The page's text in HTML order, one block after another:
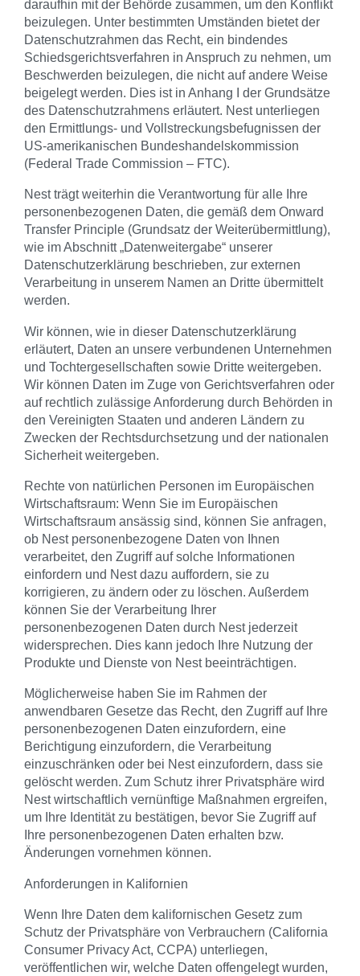
daraufhin mit der Behörde zusammen, um den Konflikt
beizulegen. Unter bestimmten Umständen bietet der
Datenschutzrahmen das Recht, ein bindendes
Schiedsgerichtsverfahren in Anspruch zu nehmen, um
Beschwerden beizulegen, die nicht auf andere Weise
beigelegt werden. Dies ist in Anhang I der Grundsätze
des Datenschutzrahmens erläutert. Nest unterliegen
den Ermittlungs- und Vollstreckungsbefugnissen der
US-amerikanischen Bundeshandelskommission
(Federal Trade Commission – FTC).
Nest trägt weiterhin die Verantwortung für alle Ihre
personenbezogenen Daten, die gemäß dem Onward
Transfer Principle (Grundsatz der Weiterübermittlung),
wie im Abschnitt „Datenweitergabe“ unserer
Datenschutzerklärung beschrieben, zur externen
Verarbeitung in unserem Namen an Dritte übermittelt
werden.
Wir können, wie in dieser Datenschutzerklärung
erläutert, Daten an unsere verbundenen Unternehmen
und Tochtergesellschaften sowie Dritte weitergeben.
Wir können Daten im Zuge von Gerichtsverfahren oder
auf rechtlich zulässige Anforderung durch Behörden in
den Vereinigten Staaten und anderen Ländern zu
Zwecken der Rechtsdurchsetzung und der nationalen
Sicherheit weitergeben.
Rechte von natürlichen Personen im Europäischen
Wirtschaftsraum: Wenn Sie im Europäischen
Wirtschaftsraum ansässig sind, können Sie anfragen,
ob Nest personenbezogene Daten von Ihnen
verarbeitet, den Zugriff auf solche Informationen
einfordern und Nest dazu auffordern, sie zu
korrigieren, zu ändern oder zu löschen. Außerdem
können Sie der Verarbeitung Ihrer
personenbezogenen Daten durch Nest jederzeit
widersprechen. Dies kann jedoch Ihre Nutzung der
Produkte und Dienste von Nest beeinträchtigen.
Möglicherweise haben Sie im Rahmen der
anwendbaren Gesetze das Recht, den Zugriff auf Ihre
personenbezogenen Daten einzufordern, eine
Berichtigung einzufordern, die Verarbeitung
einzuschränken oder bei Nest einzufordern, dass sie
gelöscht werden. Zum Schutz ihrer Privatsphäre wird
Nest wirtschaftlich vernünftige Maßnahmen ergreifen,
um Ihre Identität zu bestätigen, bevor Sie Zugriff auf
Ihre personenbezogenen Daten erhalten bzw.
Änderungen vornehmen können.
Anforderungen in Kalifornien
Wenn Ihre Daten dem kalifornischen Gesetz zum
Schutz der Privatsphäre von Verbrauchern (California
Consumer Privacy Act, CCPA) unterliegen,
veröffentlichen wir, welche Daten offengelegt wurden,